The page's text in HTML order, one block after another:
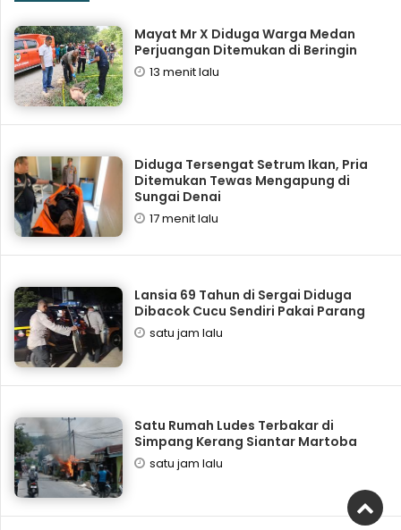
Mayat Mr X Diduga Warga Medan
Perjuangan Ditemukan di Beringin
13 menit lalu
Diduga Tersengat Setrum Ikan, Pria
Ditemukan Tewas Mengapung di
Sungai Denai
17 menit lalu
Lansia 69 Tahun di Sergai Diduga
Dibacok Cucu Sendiri Pakai Parang
satu jam lalu
Satu Rumah Ludes Terbakar di
Simpang Kerang Siantar Martoba
satu jam lalu